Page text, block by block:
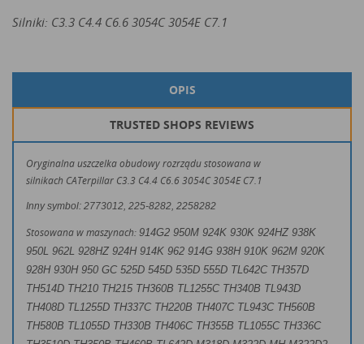
Silniki: C3.3 C4.4 C6.6 3054C 3054E C7.1
OPIS
TRUSTED SHOPS REVIEWS
Oryginalna uszczelka obudowy rozrządu stosowana w
silnikach CATerpillar C3.3 C4.4 C6.6 3054C 3054E C7.1
Inny symbol: 2773012, 225-8282, 2258282
Stosowana w maszynach: 914G2 950M 924K 930K 924HZ 938K
950L 962L 928HZ 924H 914K 962 914G 938H 910K 962M 920K
928H 930H 950 GC 525D 545D 535D 555D TL642C TH357D
TH514D TH210 TH215 TH360B TL1255C TH340B TL943D
TH408D TL1255D TH337C TH220B TH407C TL943C TH560B
TH580B TL1055D TH330B TH406C TH355B TL1055C TH336C